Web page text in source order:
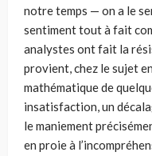
notre temps — on a le
sentiment tout à fait
analystes ont fait la
provient, chez le sujet
mathématique de
insatisfaction, un
le maniement
en proie à